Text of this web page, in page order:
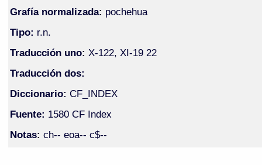
Grafía normalizada: pochehua
Tipo: r.n.
Traducción uno: X-122, XI-19 22
Traducción dos:
Diccionario: CF_INDEX
Fuente: 1580 CF Index
Notas: ch-- eoa-- c$--